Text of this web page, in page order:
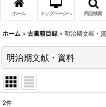
ホーム トップページへ 商品検索
ホーム > 古書籍目録 > 明治期文献・
明治期文献・資料
2件